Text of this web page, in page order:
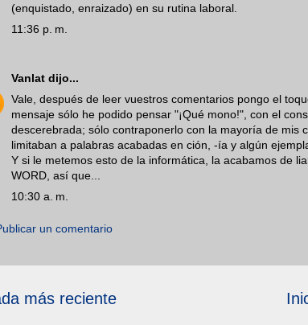
(enquistado, enraizado) en su rutina laboral.
11:36 p. m.
Vanlat dijo...
Vale, después de leer vuestros comentarios pongo el
mensaje sólo he podido pensar "¡Qué mono!", con el
descerebrada; sólo contraponerlo con la mayoría de mis
limitaban a palabras acabadas en ción, -ía y algún
Y si le metemos esto de la informática, la acabamos de
WORD, así que...
10:30 a. m.
un comentario
más reciente